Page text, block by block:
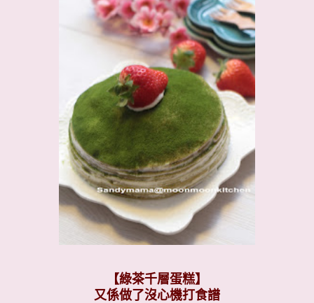
【綠茶千層蛋糕】
又係做了沒心機打食譜